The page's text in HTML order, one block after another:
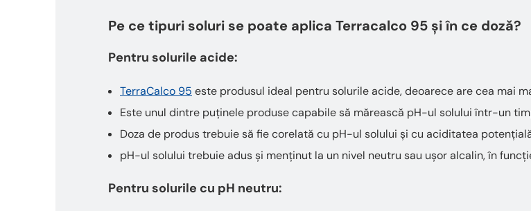
Pe ce tipuri soluri se poate aplica Terracalco 95 și în ce doză?
Pentru solurile acide:
TerraCalco 95 este produsul ideal pentru solurile acide, deoarece are cea mai
Este unul dintre puținele produse capabile să mărească pH-ul solului într-un
Doza de produs trebuie să fie corelată cu pH-ul solului și cu aciditatea
pH-ul solului trebuie adus și menținut la un nivel neutru sau ușor alcalin, în
Pentru solurile cu pH neutru: